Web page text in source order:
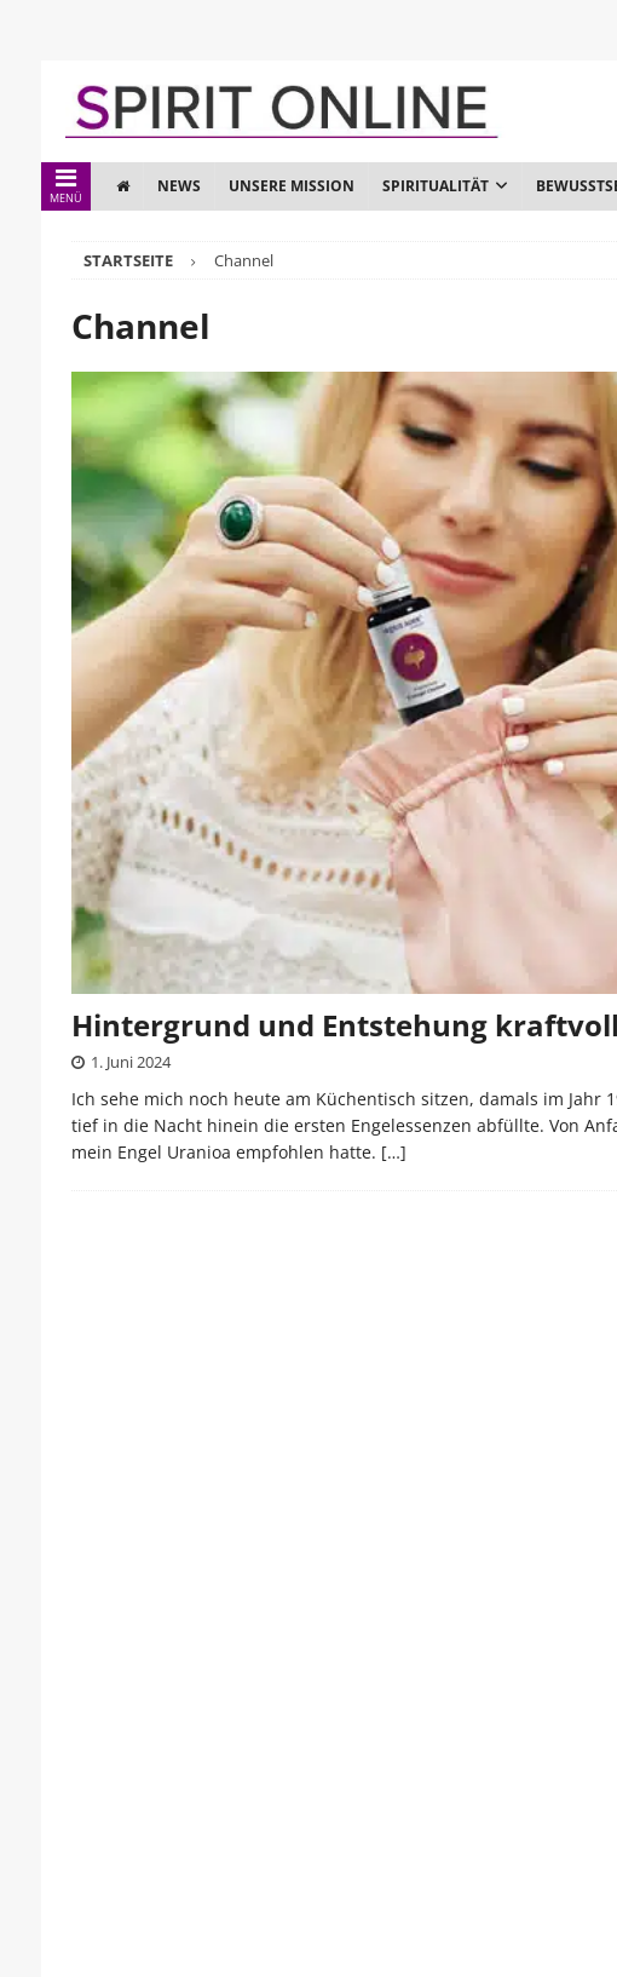
MENÜ
NEWS UNSERE MISSION SPIRITUALITÄT
STARTSEITE Channel
Channel
Hintergrund und Entstehung
1. Juni 2024
Ich sehe mich noch heute am Küchentisch sitzen, damals im
tief in die Nacht hinein die ersten Engelessenzen abfüllte. Von
mein Engel Uranioa empfohlen hatte. […]